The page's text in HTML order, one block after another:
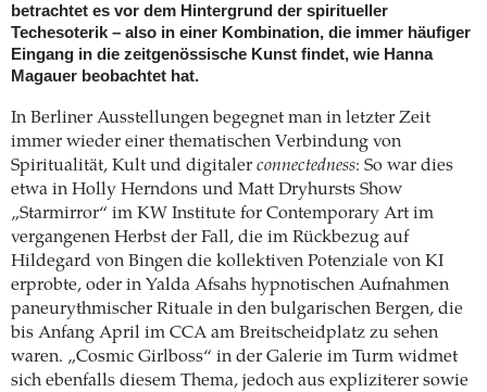
betrachtet es vor dem Hintergrund der spiritueller
Techesoterik – also in einer Kombination, die immer häufiger
Eingang in die zeitgenössische Kunst findet, wie Hanna
Magauer beobachtet hat.
In Berliner Ausstellungen begegnet man in letzter Zeit
immer wieder einer thematischen Verbindung von
Spiritualität, Kult und digitaler connectedness: So war dies
etwa in Holly Herndons und Matt Dryhursts Show
„Starmirror“ im KW Institute for Contemporary Art im
vergangenen Herbst der Fall, die im Rückbezug auf
Hildegard von Bingen die kollektiven Potenziale von KI
erprobte, oder in Yalda Afsahs hypnotischen Aufnahmen
paneurythmischer Rituale in den bulgarischen Bergen, die
bis Anfang April im CCA am Breitscheidplatz zu sehen
waren. „Cosmic Girlboss“ in der Galerie im Turm widmet
sich ebenfalls diesem Thema, jedoch aus expliziterer sowie